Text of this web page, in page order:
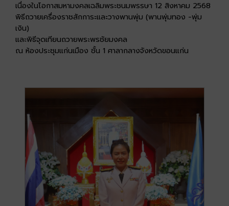
เนื่องในโอกาสมหามงคลเฉลิมพระชนมพรรษา 12 สิงหาคม 2568
พิธีถวายเครื่องราชสักการะและวางพานพุ่ม (พานพุ่มทอง -พุ่ม
เงิน)
และพิธีจุดเทียนถวายพระพรชัยมงคล
ณ ห้องประชุมแก่นเมือง ชั้น 1 ศาลากลางจังหวัดขอนแก่น